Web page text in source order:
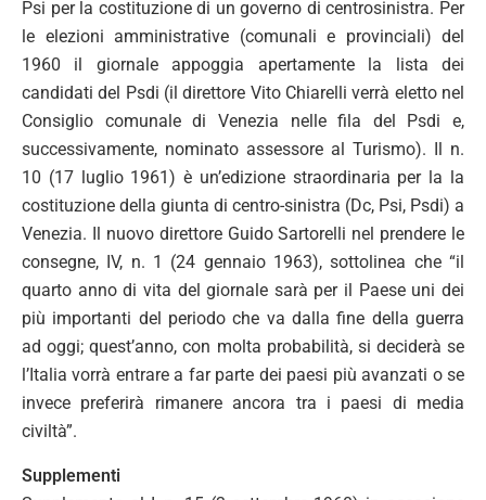
Psi per la costituzione di un governo di centrosinistra. Per
le elezioni amministrative (comunali e provinciali) del
1960 il giornale appoggia apertamente la lista dei
candidati del Psdi (il direttore Vito Chiarelli verrà eletto nel
Consiglio comunale di Venezia nelle fila del Psdi e,
successivamente, nominato assessore al Turismo). Il n.
10 (17 luglio 1961) è un’edizione straordinaria per la la
costituzione della giunta di centro-sinistra (Dc, Psi, Psdi) a
Venezia. Il nuovo direttore Guido Sartorelli nel prendere le
consegne, IV, n. 1 (24 gennaio 1963), sottolinea che “il
quarto anno di vita del giornale sarà per il Paese uni dei
più importanti del periodo che va dalla fine della guerra
ad oggi; quest’anno, con molta probabilità, si deciderà se
l’Italia vorrà entrare a far parte dei paesi più avanzati o se
invece preferirà rimanere ancora tra i paesi di media
civiltà”.
Supplementi